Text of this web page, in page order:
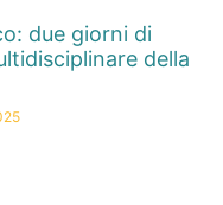
due giorni di
della